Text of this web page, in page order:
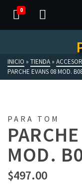
0
INICIO » TIENDA »
PARCHE EVANS 08 MOD.
PARA TOM
MOD.
$497.00